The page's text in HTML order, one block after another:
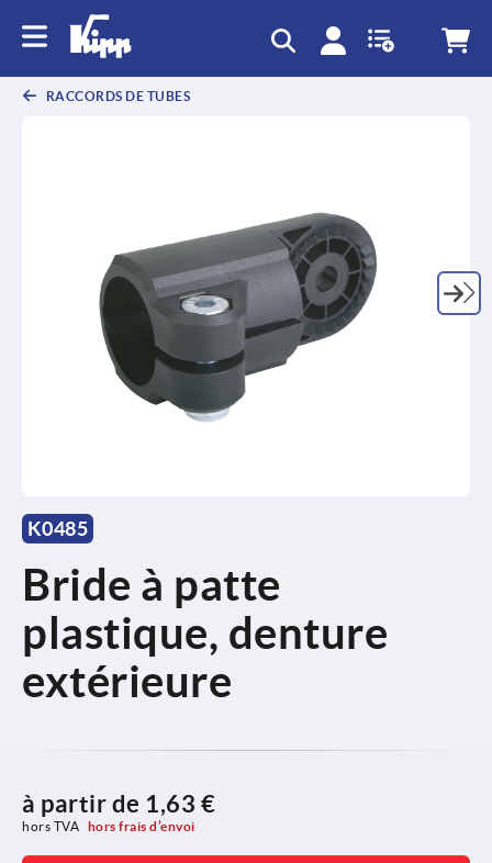
RACCORDS DE TUBES
K0485
Bride à patte
plastique, denture
extérieure
à partir de 1,63 €
hors TVA hors frais d’envoi